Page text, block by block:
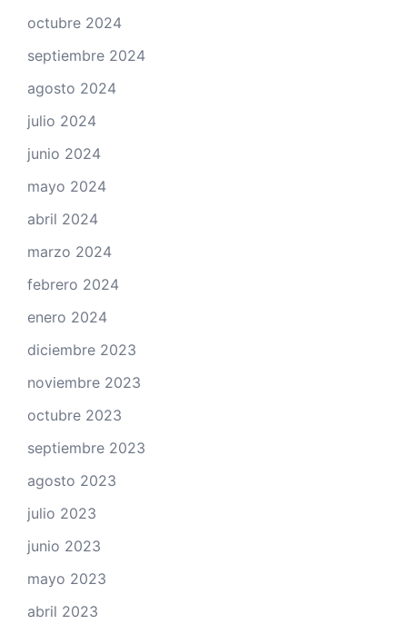
octubre 2024
septiembre 2024
agosto 2024
julio 2024
junio 2024
mayo 2024
abril 2024
marzo 2024
febrero 2024
enero 2024
diciembre 2023
noviembre 2023
octubre 2023
septiembre 2023
agosto 2023
julio 2023
junio 2023
mayo 2023
abril 2023